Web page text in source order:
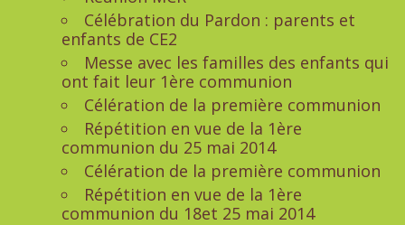
Célébration du Pardon : parents et
enfants de CE2
Messe avec les familles des enfants qui
ont fait leur 1ère communion
Célération de la première communion
Répétition en vue de la 1ère
communion du 25 mai 2014
Célération de la première communion
Répétition en vue de la 1ère
communion du 18et 25 mai 2014